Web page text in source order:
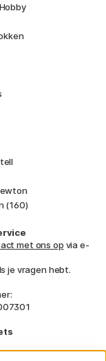
(160)
met ons op via e-
je vragen hebt.